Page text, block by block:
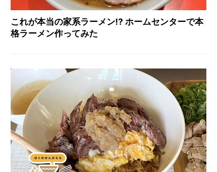
これが本当の家系ラーメン!? ホームセンターで本
格ラーメン作ってみた